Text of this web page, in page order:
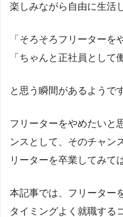
楽しみながら自由に生活
「そろそろフリーターを
「ちゃんと正社員として
と思う瞬間があるようで
フリーターをやめたいと
ンスとして、そのチャン
リーターを卒業してみて
本記事では、フリーター
タイミングよく就職する